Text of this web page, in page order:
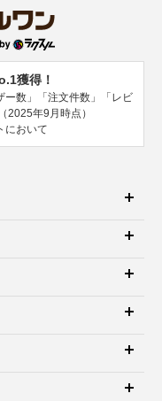
獲得！
ー数」「注文件数」「レビ
2025年9月時点）
において